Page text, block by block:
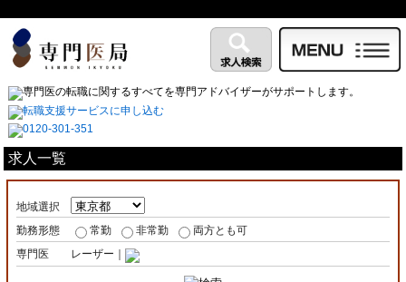
求人一覧
地域選択
勤務形態
常勤 非常勤
両方とも可
専門医
レーザー｜